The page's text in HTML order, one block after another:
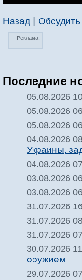
Назад Обсудить
Реклама:
Последние
05.08.2026
05.08.2026
05.08.2026
04.08.2026
Украины,
04.08.2026
03.08.2026
03.08.2026
31.07.2026
31.07.2026
31.07.2026
30.07.2026
оружием
29.07.2026